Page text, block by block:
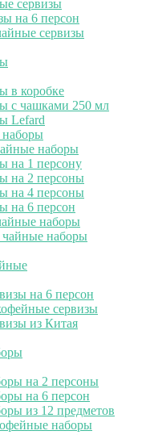
сервизы
на 6 персон
сервизы
в коробке
с чашками 250 мл
Lefard
наборы
на 1 персону
на 2 персоны
на 4 персоны
на 6 персон
наборы
чайные наборы
на 6 персон
сервизы
из Китая
на 2 персоны
на 6 персон
из 12 предметов
наборы